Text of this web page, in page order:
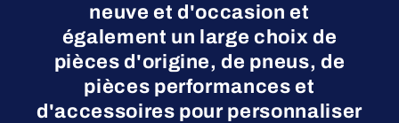
neuve et d'occasion et
également un large choix de
pièces d'origine, de pneus, de
pièces performances et
d'accessoires pour personnaliser